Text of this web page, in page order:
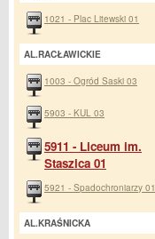
1021 - Plac Litewski 01
AL.RACŁAWICKIE
1003 - Ogród Saski 03
5903 - KUL 03
5911 - Liceum im.
Staszica 01
5921 - Spadochroniarzy 01
AL.KRAŚNICKA